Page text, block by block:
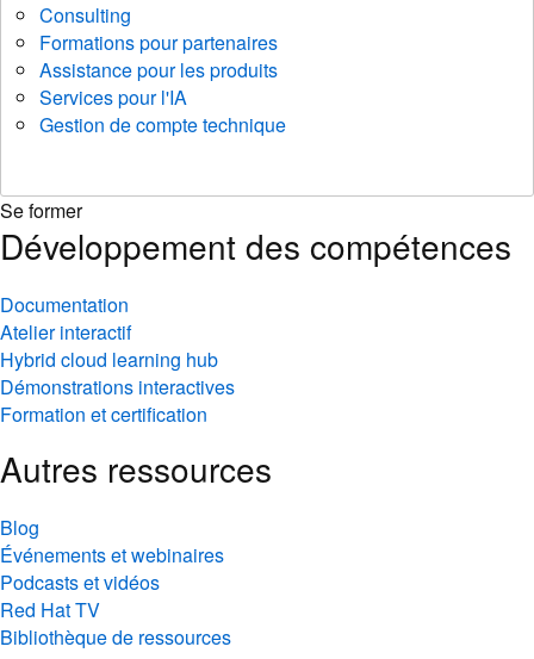
Consulting
Formations pour partenaires
Assistance pour les produits
Services pour l'IA
Gestion de compte technique
Se former
Développement des compétences
Documentation
Atelier interactif
Hybrid cloud learning hub
Démonstrations interactives
Formation et certification
Autres ressources
Blog
Événements et webinaires
Podcasts et vidéos
Red Hat TV
Bibliothèque de ressources